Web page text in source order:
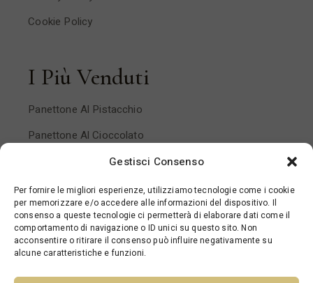
Gestisci Consenso
Per fornire le migliori esperienze, utilizziamo tecnologie come i cookie
per memorizzare e/o accedere alle informazioni del dispositivo. Il
consenso a queste tecnologie ci permetterà di elaborare dati come il
comportamento di navigazione o ID unici su questo sito. Non
acconsentire o ritirare il consenso può influire negativamente su
alcune caratteristiche e funzioni.
Cookie Policy
I Più Venduti
Panettone Al Pistacchio
Panettone Al Cioccolato
Panettone Pera E Cioccolato
Panettone Mandorlato
Panettone Ai Frutti Di Bosco